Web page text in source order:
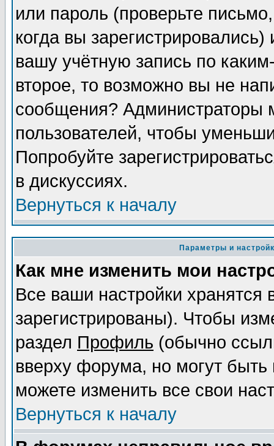
или пароль (проверьте
когда вы
вашу учётную запись по
второе, то возможно вы не
сообщения? Администраторы
пользователей, чтобы
Попробуйте
в дискуссиях.
Вернуться к началу
Параметры и
Как мне изменить мои
Все ваши настройки
зарегистрированы). Чтобы
раздел Профиль (обычно
вверху форума, но могут
можете изменить все свои
Вернуться к началу